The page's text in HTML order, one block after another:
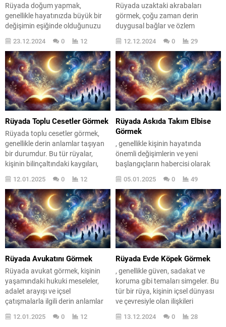
Rüyada doğum yapmak,
genellikle hayatınızda büyük bir
değişimin eşiğinde olduğunuzu
gösterir. Bu rüya, yeni
başlangıçların, umutların ve
potansiyel fırsatların habercisi
olabilir. Peki, rüyanızda doğum
yapma hissi uyandıran detaylar
neler? Belki de bir projeye
başlamaya ya da yeni bir ilişkiye
adım atmaya hazır olduğunuzu
hissediyorsunuz. Rüyalar,
bilinçaltımızın derinliklerinden
gelen mesajlardır ve...
23.12.2024 0 12
Rüyada uzaktaki akrabaları
görmek, çoğu zaman derin
duygusal bağlar ve özlem
duygularıyla ilişkilendirilir. Bu tür
rüyalar, kişinin yaşamında önemli
bir yer tutan aile ilişkilerini ve
geçmişle olan bağlarını simgeler.
Peki, bu rüyalar bize ne anlatıyor?
Rüyaların anlamı, kişisel
deneyimlere ve duygusal duruma
bağlı olarak değişkenlik
gösterebilir. Rüyada gördüğünüz
akrabalar, belki...
12.12.2024 0 29
Rüyada Toplu Cesetler Görmek
Rüyada toplu cesetler görmek,
genellikle derin anlamlar taşıyan
bir durumdur. Bu tür rüyalar,
kişinin bilinçaltındaki kaygıları,
korkuları ve bastırılmış duyguları
gün yüzüne çıkarabilir. Rüyaların,
ruh halimizi ve yaşamımızdaki
değişimleri yansıttığını biliyoruz.
Peki, toplu cesetler görmek ne
anlama geliyor? Bu rüya, ölüm ve
kaybetme temalarını içerdiği için,
çoğu zaman kişinin içsel...
12.01.2025 0 12
Rüyada Askıda Takım Elbise
Görmek
, genellikle kişinin hayatında
önemli değişimlerin ve yeni
başlangıçların habercisi olarak
yorumlanır. Bu rüya, kişinin
bilinçaltındaki duyguların ve
düşüncelerin bir yansımasıdır.
Takım elbise, toplumsal statü,
başarı ve prestij ile sıkı bir bağ
kurar. Rüyada askıda bir takım
elbise görmek, bireyin gelecekteki
hedeflerine ulaşma yolunda
kendini nasıl konumlandırdığına
dair ipuçları sunar....
05.01.2025 0 49
Rüyada Avukatını Görmek
Rüyada avukat görmek, kişinin
yaşamındaki hukuki meseleler,
adalet arayışı ve içsel
çatışmalarla ilgili derin anlamlar
taşır. Bu rüya, kişinin
bilinçaltındaki düşünceleri ve
12.01.2025 0 12
Rüyada Evde Köpek Görmek
, genellikle güven, sadakat ve
koruma gibi temaları simgeler. Bu
tür bir rüya, kişinin içsel dünyası
ve çevresiyle olan ilişkileri
hakkında derin ipuçları sunar.
Peki, bu rüyayı gördüğünüzde ne
13.12.2024 0 28